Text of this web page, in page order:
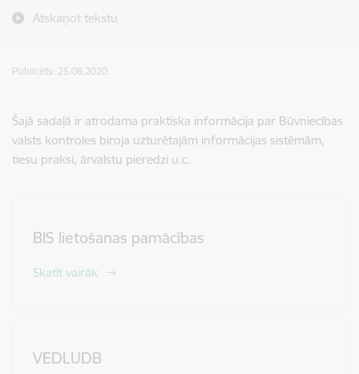
Atskaņot tekstu
Publicēts: 25.08.2020.
Šajā sadaļā ir atrodama praktiska informācija par Būvniecības
valsts kontroles biroja uzturētajām informācijas sistēmām,
tiesu praksi, ārvalstu pieredzi u.c.
BIS lietošanas pamācības
Skatīt vairāk
VEDLUDB